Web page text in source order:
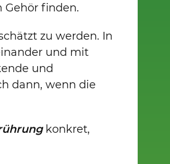
Gehör finden.
zu werden. In
und mit
und
dann, wenn die
konkret,